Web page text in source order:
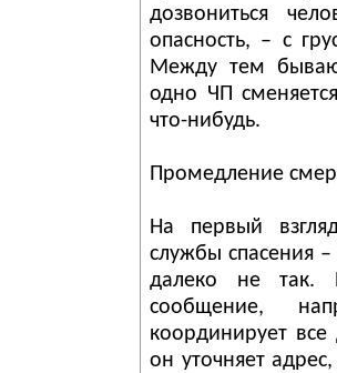
дозвониться
опасность, – с
Между тем
одно ЧП
что-нибудь.
Промедление
На первый
службы спасения
далеко не так.
сообщение,
координирует
он уточняет